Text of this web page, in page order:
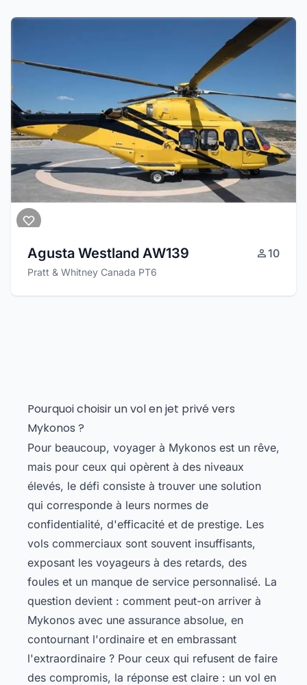
Agusta Westland AW139 10
Pratt & Whitney Canada PT6
Pourquoi choisir un vol en jet privé vers
Mykonos ?
Pour beaucoup, voyager à Mykonos est un rêve,
mais pour ceux qui opèrent à des niveaux
élevés, le défi consiste à trouver une solution
qui corresponde à leurs normes de
confidentialité, d'efficacité et de prestige. Les
vols commerciaux sont souvent insuffisants,
exposant les voyageurs à des retards, des
foules et un manque de service personnalisé. La
question devient : comment peut-on arriver à
Mykonos avec une assurance absolue, en
contournant l'ordinaire et en embrassant
l'extraordinaire ? Pour ceux qui refusent de faire
des compromis, la réponse est claire : un vol en